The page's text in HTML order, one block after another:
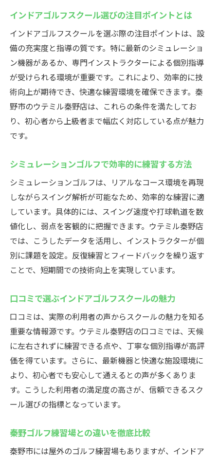
利用者レビューから見る上達実感と満足度
神奈川でゴルフを学ぶなら秦野市のインドア施
設ウテミル秦野店
インドアゴルフスクールで得られる個別指
導体験
天候に左右されない快適な練習環境の特徴
シミュレーションゴルフの機能と技術向上
駅近で通いやすいインドアゴルフスクール
の利便性
インドアゴルフスクールの月額プラン比較
快適な環境でゴルフ練習！秦野市の注目施設
インドアゴルフスクールの快適性と継続率
を探る
悪天候でも安心して通える魅力とは
ゴルフ練習場の設備と最新シミュレーショ
ン体験
利用時間やプランの柔軟性がもたらすメリ
ット
秦野市で注目のインドアゴルフ施設を利用
する理由
インドアでゴルフ上達！秦野市の練習場ガイド
インドアゴルフスクールでスイングを徹底
秦野ゴルフ練習場との違いを体感しよう
シミュレーションゴルフの効果的な活用法
インドアゴルフスクール選びの注目ポイントとは
インドアゴルフスクールを選ぶ際の注目ポイントは、設
備の充実度と指導の質です。特に最新のシミュレーショ
ン機器があるか、専門インストラクターによる個別指導
が受けられる環境が重要です。これにより、効率的に技
術向上が期待でき、快適な練習環境を確保できます。秦
野市のウテミル秦野店は、これらの条件を満たしてお
り、初心者から上級者まで幅広く対応している点が魅力
です。
シミュレーションゴルフで効率的に練習する方法
シミュレーションゴルフは、リアルなコース環境を再現
しながらスイング解析が可能なため、効率的な練習に適
しています。具体的には、スイング速度や打球軌道を数
値化し、弱点を客観的に把握できます。ウテミル秦野店
では、こうしたデータを活用し、インストラクターが個
別に課題を設定。反復練習とフィードバックを繰り返す
ことで、短期間での技術向上を実現しています。
口コミで選ぶインドアゴルフスクールの魅力
口コミは、実際の利用者の声からスクールの魅力を知る
重要な情報源です。ウテミル秦野店の口コミでは、天候
に左右されずに練習できる点や、丁寧な個別指導が高評
価を得ています。さらに、最新機器と快適な施設環境に
より、初心者でも安心して通えるとの声が多くありま
す。こうした利用者の満足度の高さが、信頼できるスク
ール選びの指標となっています。
秦野ゴルフ練習場との違いを徹底比較
秦野市には屋外のゴルフ練習場もありますが、インドア